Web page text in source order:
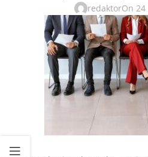
redaktorOn 24